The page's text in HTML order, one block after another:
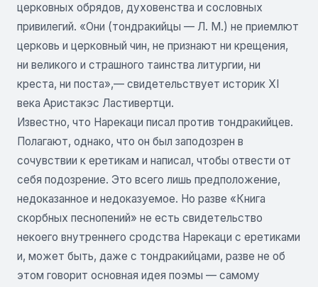
церковных обрядов, духовенства и сословных
привилегий. «Они (тондракийцы — Л. М.) не приемлют
церковь и церковный чин, не признают ни крещения,
ни великого и страшного таинства литургии, ни
креста, ни поста»,— свидетельствует историк XI
века Аристакэс Ластивертци.
Известно, что Нарекаци писал против тондракийцев.
Полагают, однако, что он был заподозрен в
сочувствии к еретикам и написал, чтобы отвести от
себя подозрение. Это всего лишь предположение,
недоказанное и недоказуемое. Но разве «Книга
скорбных песнопений» не есть свидетельство
некоего внутреннего сродства Нарекаци с еретиками
и, может быть, даже с тондракийцами, разве не об
этом говорит основная идея поэмы — самому